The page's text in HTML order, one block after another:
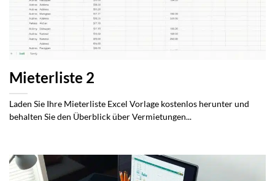
Mieterliste 2
Laden Sie Ihre Mieterliste Excel Vorlage kostenlos herunter und
behalten Sie den Überblick über Vermietungen...